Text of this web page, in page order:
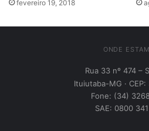
fevereiro 19, 2018
ONDE
Rua 33 nº 474 –
Ituiutaba-MG ·
Fone: (34)
SAE: 0800